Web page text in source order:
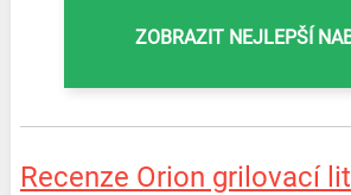
ZOBRAZIT NEJLEPŠÍ
Recenze Orion grilovací